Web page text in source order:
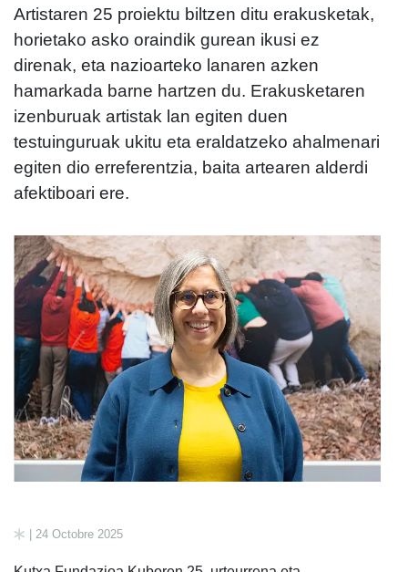
Artistaren 25 proiektu biltzen ditu erakusketak,
horietako asko oraindik gurean ikusi ez
direnak, eta nazioarteko lanaren azken
hamarkada barne hartzen du. Erakusketaren
izenburuak artistak lan egiten duen
testuinguruak ukitu eta eraldatzeko ahalmenari
egiten dio erreferentzia, baita artearen alderdi
afektiboari ere.
| 24 Octobre 2025